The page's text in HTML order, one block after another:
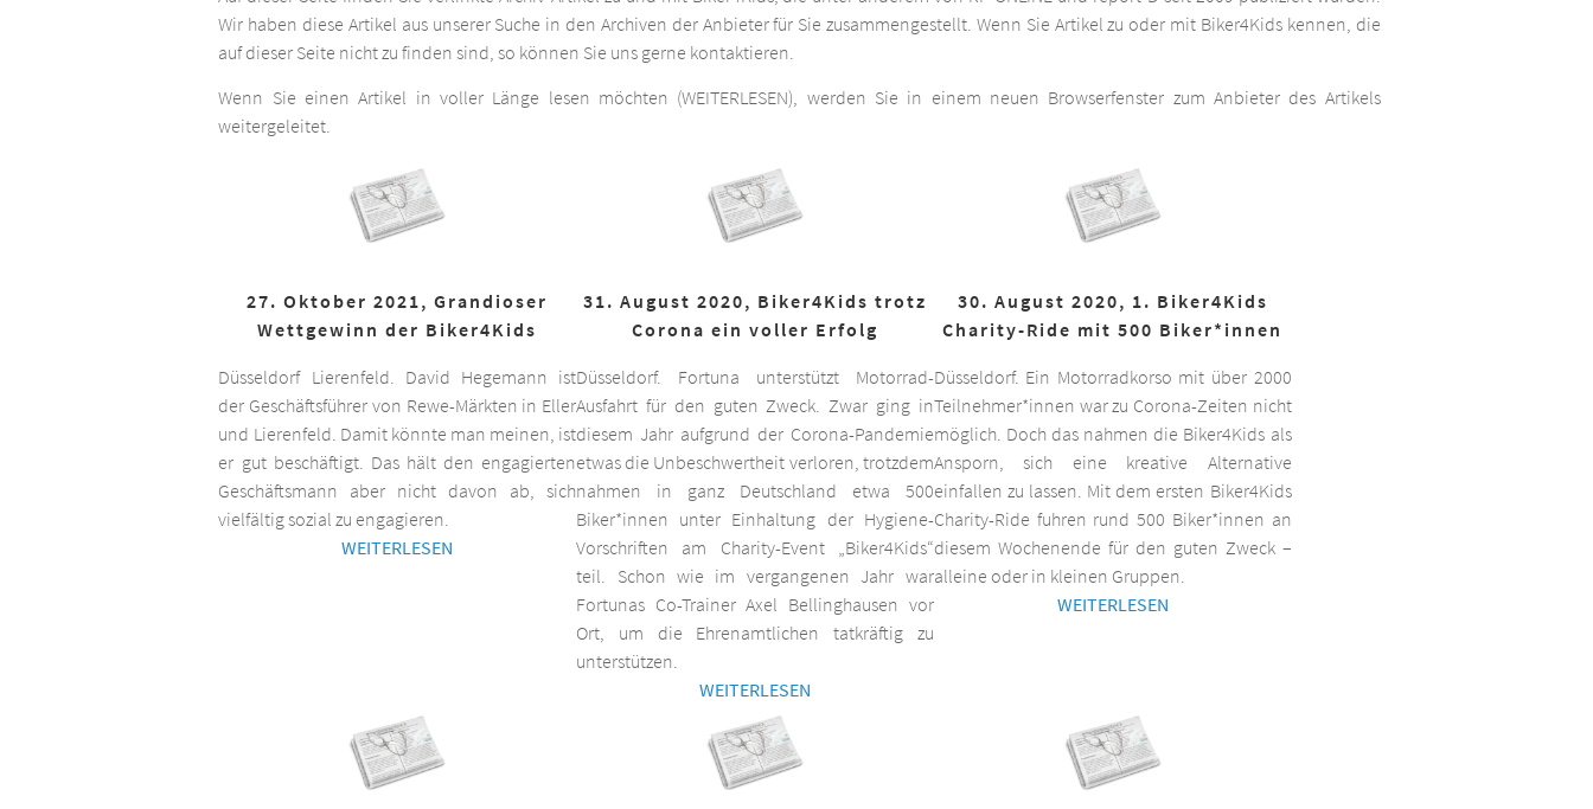
Wir haben diese Artikel aus unserer Suche in den Archiven der Anbieter für Sie zusammengestellt. Wenn Sie Artikel zu oder mit Biker4Kids kennen, die
auf dieser Seite nicht zu finden sind, so können Sie uns gerne kontaktieren.
Wenn Sie einen Artikel in voller Länge lesen möchten (WEITERLESEN), werden Sie in einem neuen Browserfenster zum Anbieter des Artikels
weitergeleitet.
27. Oktober 2021, Grandioser
Wettgewinn der Biker4Kids
Düsseldorf Lierenfeld. David Hegemann ist
der Geschäftsführer von Rewe-Märkten in Eller
und Lierenfeld. Damit könnte man meinen, ist
er gut beschäftigt. Das hält den engagierten
Geschäftsmann aber nicht davon ab, sich
vielfältig sozial zu engagieren.
WEITERLESEN
31. August 2020, Biker4Kids trotz
Corona ein voller Erfolg
Düsseldorf. Fortuna unterstützt Motorrad-
Ausfahrt für den guten Zweck. Zwar ging in
diesem Jahr aufgrund der Corona-Pandemie
etwas die Unbeschwertheit verloren, trotzdem
nahmen in ganz Deutschland etwa 500
Biker*innen unter Einhaltung der Hygiene-
Vorschriften am Charity-Event „Biker4Kids“
teil. Schon wie im vergangenen Jahr war
Fortunas Co-Trainer Axel Bellinghausen vor
Ort, um die Ehrenamtlichen tatkräftig zu
unterstützen.
WEITERLESEN
30. August 2020, 1. Biker4Kids
Charity-Ride mit 500 Biker*innen
Düsseldorf. Ein Motorradkorso mit über 2000
Teilnehmer*innen war zu Corona-Zeiten nicht
möglich. Doch das nahmen die Biker4Kids als
Ansporn, sich eine kreative Alternative
einfallen zu lassen. Mit dem ersten Biker4Kids
Charity-Ride fuhren rund 500 Biker*innen an
diesem Wochenende für den guten Zweck –
alleine oder in kleinen Gruppen.
WEITERLESEN